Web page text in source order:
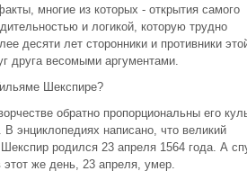
многие из которых - открытия самого
и логикой, которую трудно
десяти лет сторонники и противники
друга весомыми аргументами.
Шекспире?
обратно пропорциональны его
В энциклопедиях написано, что великий
родился 23 апреля 1564 года. А
же день, 23 апреля, умер.